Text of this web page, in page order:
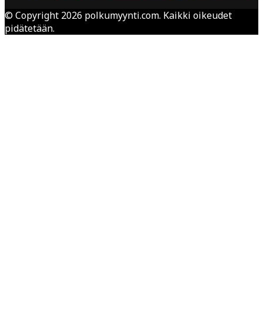
© Copyright 2026 polkumyynti.com. Kaikki oikeudet
pidätetään.